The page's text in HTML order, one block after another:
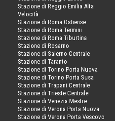
Stazione di Reggio Emilia Alta
Velocità
Stazione di Roma Ostiense
Stazione di Roma Termini
Stazione di Roma Tiburtina
Stazione di Rosarno
Stazione di Salerno Centrale
Stazione di Taranto
Stazione di Torino Porta Nuova
Stazione di Torino Porta Susa
Stazione di Trapani Centrale
Stazione di Trieste Centrale
Stazione di Venezia Mestre
Stazione di Verona Porta Nuova
Stazione di Verona Porta Vescovo